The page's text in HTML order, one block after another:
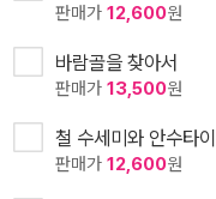
판매가 12,600원
바람골을 찾아서
판매가 13,500원
철 수세미와 안수타이
판매가 12,600원